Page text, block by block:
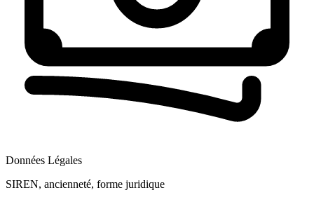
Données Légales
SIREN, ancienneté, forme juridique